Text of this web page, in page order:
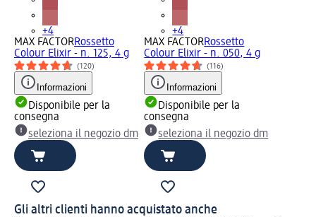
+4
MAX FACTORRossetto
Colour Elixir - n. 125, 4 g
(120)
Informazioni
Disponibile per la
consegna
seleziona il negozio dm
+4
MAX FACTORRossetto
Colour Elixir - n. 050, 4 g
(116)
Informazioni
Disponibile per la
consegna
seleziona il negozio dm
Gli altri clienti hanno acquistato anche